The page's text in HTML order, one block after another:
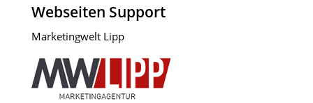
Webseiten Support
Marketingwelt Lipp